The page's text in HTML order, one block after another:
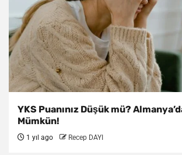
YKS Puanınız Düşük mü?
Mümkün!
1 yıl ago Recep DAYI